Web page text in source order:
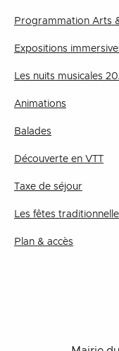
Programmation Arts
Expositions
Les nuits musicales
Animations
Balades
Découverte en VTT
Taxe de séjour
Les fêtes
Plan & accès